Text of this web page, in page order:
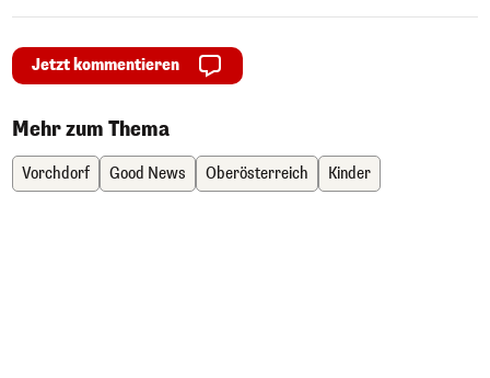
Jetzt kommentieren
Mehr zum Thema
Vorchdorf Good News Oberösterreich Kinder